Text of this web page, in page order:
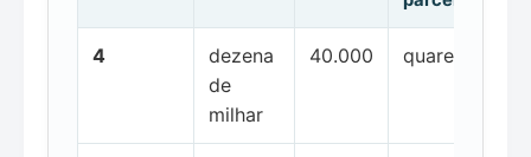
4
dezena
de
milhar
40.000 quarenta mil